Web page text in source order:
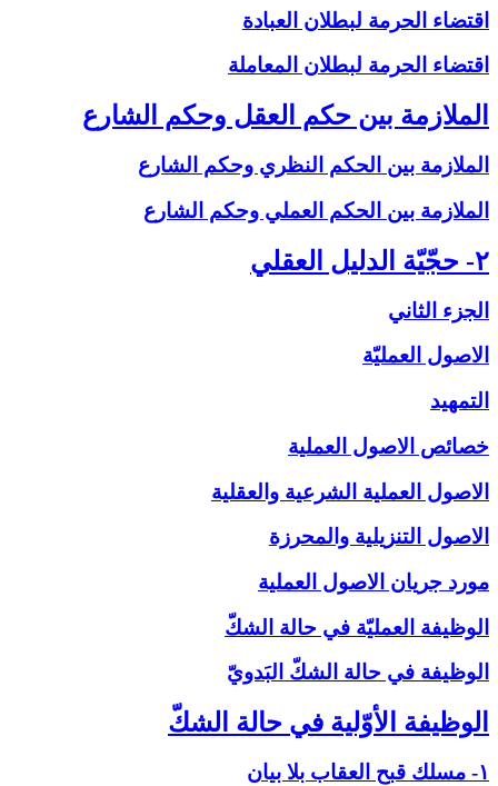
اقتضاء الحرمة لبطلان العبادة
اقتضاء الحرمة لبطلان المعاملة
الملازمة بين حكم العقل وحكم الشارع‏
الملازمة بين الحكم النظري وحكم الشارع
الملازمة بين الحكم العملي وحكم الشارع
۲- حجّيّة الدليل العقلي‏
الجزء الثاني
الاصول العمليّة
التمهيد
خصائص الاصول العملية
الاصول العملية الشرعية والعقلية
الاصول التنزيلية والمحرزة
مورد جريان الاصول العملية
الوظيفة العمليّة في حالة الشكّ‏
الوظيفة في حالة الشكّ البَدويّ
الوظيفة الأوّلية في حالة الشكّ‏
۱- مسلك قبح العقاب بلا بيان